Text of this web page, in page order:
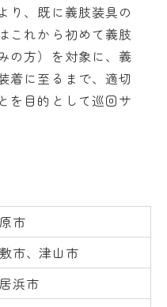
り、既に義肢装具の
これから初めて義肢
の方）を対象に、義
着に至るまで、適切
を目的として巡回サ
市
市、津山市
浜市